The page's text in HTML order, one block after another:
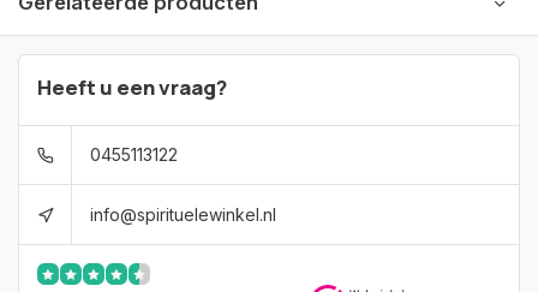
Heeft u een vraag?
0455113122
info@spirituelewinkel.nl